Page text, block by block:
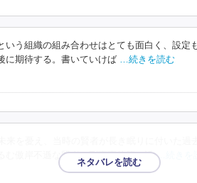
う組織の組み合わせはとても面白く、設
に期待する。書いていけば …続きを読む
む傲岸不遜な賢者の刑事事件簿。近 …続きを